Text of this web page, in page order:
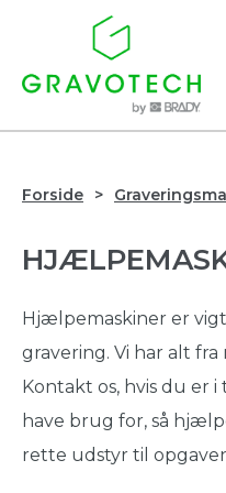
Forside
Hjælpemaskiner er
gravering. Vi har alt
Kontakt os, hvis du er
have brug for, så
rette udstyr til